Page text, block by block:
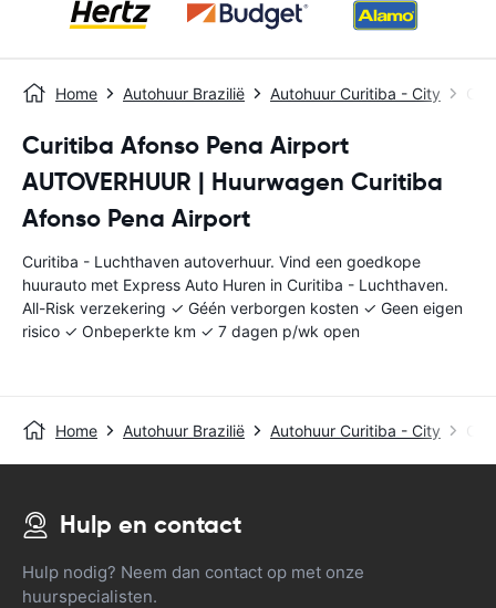
Home Autohuur Brazilië Autohuur Curitiba - City
Curitiba Afonso Pena Airport
AUTOVERHUUR | Huurwagen Curitiba
Afonso Pena Airport
Curitiba - Luchthaven autoverhuur. Vind een goedkope
huurauto met Express Auto Huren in Curitiba - Luchthaven.
All-Risk verzekering ✓ Géén verborgen kosten ✓ Geen eigen
risico ✓ Onbeperkte km ✓ 7 dagen p/wk open
Home Autohuur Brazilië Autohuur Curitiba - City
Hulp en contact
Hulp nodig? Neem dan contact op met onze
huurspecialisten.